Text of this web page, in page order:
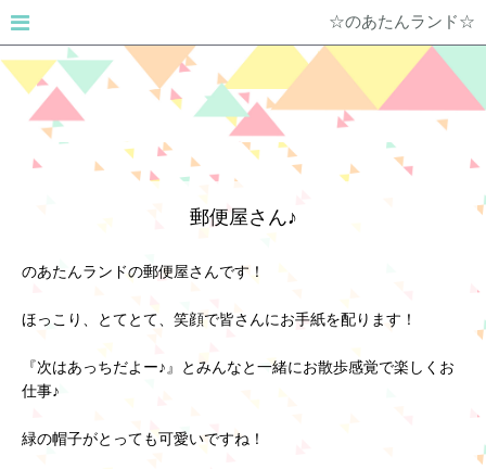
☆のあたんランド☆
郵便屋さん♪
のあたんランドの郵便屋さんです！
ほっこり、とてとて、笑顔で皆さんにお手紙を配ります！
『次はあっちだよー♪』とみんなと一緒にお散歩感覚で楽しくお
仕事♪
緑の帽子がとっても可愛いですね！